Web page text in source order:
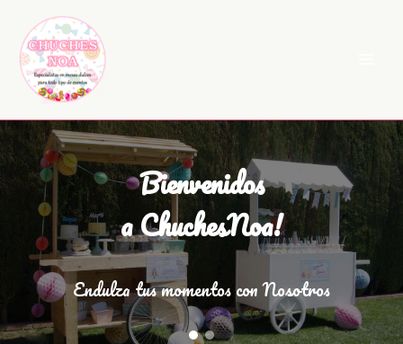
contenido
Bienvenidos
a ChuchesNoa!
Endulza tus momentos con Nosotros